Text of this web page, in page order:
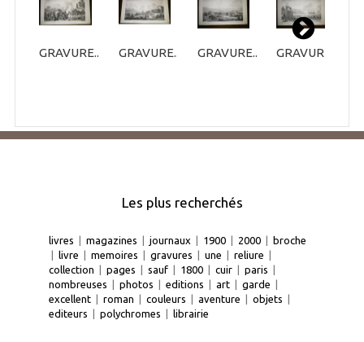
GRAVURE... GRAVURE... GRAVURE... GRAVURE...
Les plus recherchés
livres | magazines | journaux | 1900 | 2000 | broche
| livre | memoires | gravures | une | reliure |
collection | pages | sauf | 1800 | cuir | paris |
nombreuses | photos | editions | art | garde |
excellent | roman | couleurs | aventure | objets |
editeurs | polychromes | librairie